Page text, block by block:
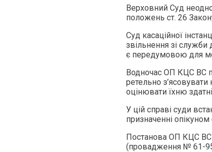
Верховний Суд
положень ст. 26
Суд касаційної
звільнення зі
є передумовою для
Водночас ОП КЦС ВС
ретельно з’ясовувати
оцінювати їхню
У цій справі суди
призначенні
Постанова ОП КЦС ВС
(провадження № 61-